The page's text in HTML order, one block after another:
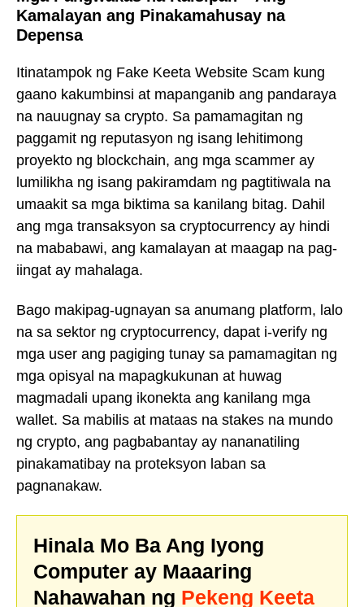
Kamalayan ang Pinakamahusay na
Depensa
Itinatampok ng Fake Keeta Website Scam kung
gaano kakumbinsi at mapanganib ang pandaraya
na nauugnay sa crypto. Sa pamamagitan ng
paggamit ng reputasyon ng isang lehitimong
proyekto ng blockchain, ang mga scammer ay
lumilikha ng isang pakiramdam ng pagtitiwala na
umaakit sa mga biktima sa kanilang bitag. Dahil
ang mga transaksyon sa cryptocurrency ay hindi
na mababawi, ang kamalayan at maagap na pag-
iingat ay mahalaga.
Bago makipag-ugnayan sa anumang platform, lalo
na sa sektor ng cryptocurrency, dapat i-verify ng
mga user ang pagiging tunay sa pamamagitan ng
mga opisyal na mapagkukunan at huwag
magmadali upang ikonekta ang kanilang mga
wallet. Sa mabilis at mataas na stakes na mundo
ng crypto, ang pagbabantay ay nananatiling
pinakamatibay na proteksyon laban sa
pagnanakaw.
Hinala Mo Ba Ang Iyong
Computer ay Maaaring
Nahawahan ng Pekeng Keeta